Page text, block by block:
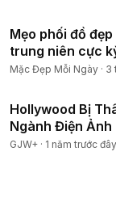
Mẹo phối đồ
trung niên cực
Mặc Đẹp Mỗi Ngày · 3
Hollywood Bị
Ngành Điện Ảnh
GJW+ · 1 năm trước đây